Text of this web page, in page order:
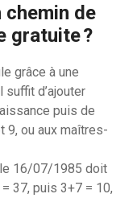
chemin de
gratuite ?
grâce à une
suffit d’ajouter
puis de
9, ou aux maîtres-
le 16/07/1985 doit
37, puis 3+7 = 10,